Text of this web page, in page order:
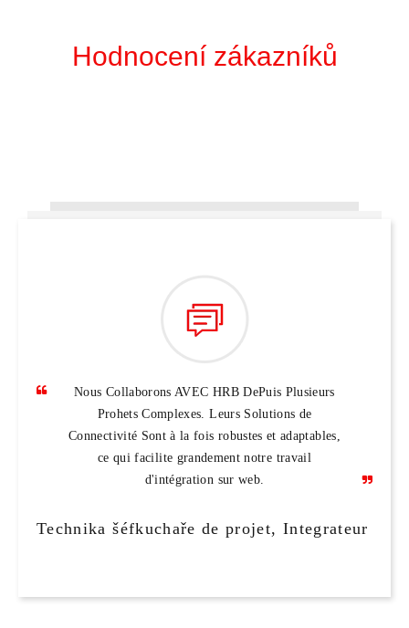
Hodnocení zákazníků
Industriels, Francie
Díky flexibilním řešením HRB a technické
odborné znalosti jsme byli schopni optimalizovat
náš design, aniž bychom ohrozili bezpečnost nebo
spolehlivost.